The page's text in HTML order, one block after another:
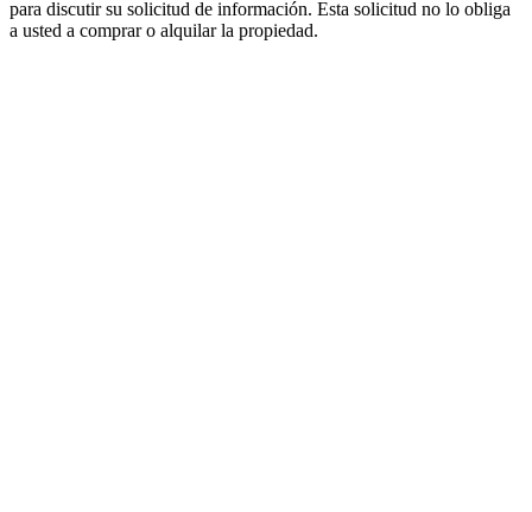
para discutir su solicitud de información. Esta solicitud no lo obliga
a usted a comprar o alquilar la propiedad.